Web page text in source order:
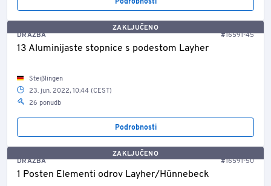
ZAKLJUČENO
DRAŽBA
#16591-45
13 Aluminijaste stopnice s podestom Layher
Steißlingen
23. jun. 2022, 10:44 (CEST)
26 ponudb
Podrobnosti
ZAKLJUČENO
DRAŽBA
#16591-50
1 Posten Elementi odrov Layher/Hünnebeck